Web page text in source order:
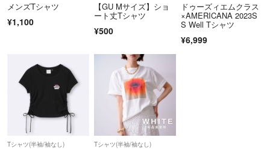
メンズTシャツ
¥1,100
【GU Mサイズ】ショ
ート丈Tシャツ
¥500
ドゥーズィエムクラス
×AMERICANA 2023S
S Well Tシャツ
¥6,999
Tシャツ(半袖/袖なし) Tシャツ(半袖/袖なし)